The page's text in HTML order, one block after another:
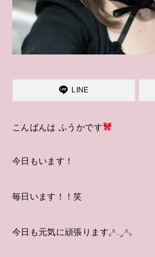
LINE
こんばんは ふうかです
今日もいます！
毎日います！！笑
今日も元気に頑張ります꜀^. ̫.^꜆